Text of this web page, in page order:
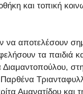
και τοπική
να αποτελέσουν
τα παιδιά
Αμανατίδου και